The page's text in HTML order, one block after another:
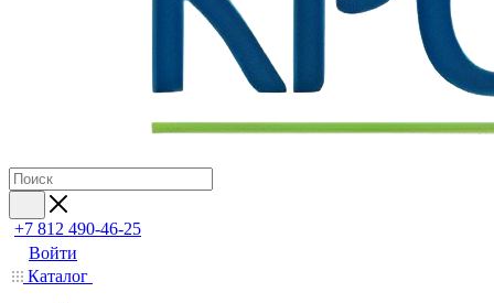
+7 812 490-46-25
Войти
Каталог